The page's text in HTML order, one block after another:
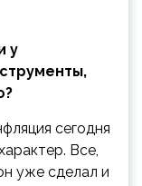
у
сегодня
Все,
уже сделал и